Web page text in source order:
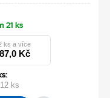
21 ks
ks a více
Kč
12 ks